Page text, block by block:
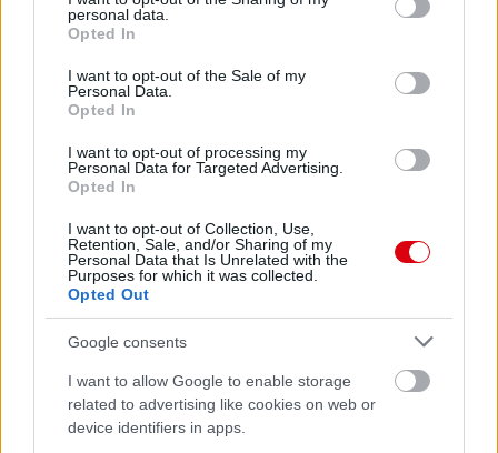
grant or deny consent to Google and its third-party tags to
use your data for below specified purposes in below Google
consent section.
personal data.
Opted In
I want to opt-out of the Sale of my
Personal Data.
Opted In
I want to opt-out of processing my
Personal Data for Targeted Advertising.
Opted In
I want to opt-out of Collection, Use,
Retention, Sale, and/or Sharing of my
Personal Data that Is Unrelated with the
Purposes for which it was collected.
Opted Out
Google consents
I want to allow Google to enable storage
related to advertising like cookies on web or
device identifiers in apps.